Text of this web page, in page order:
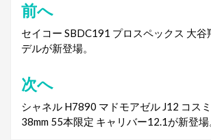
投
稿
ナ
ビ
ゲ
ー
前へ
セイコー SBDC191 プロスペックス 大
デルが新登場。
次へ
シャネル H7890 マドモアゼル J12 コス
38mm 55本限定 キャリバー12.1が新登場